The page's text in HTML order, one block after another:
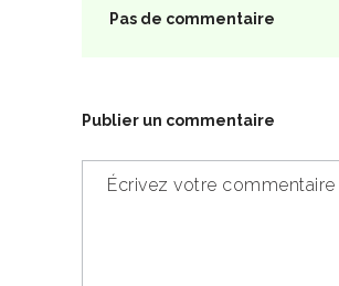
Pas de commentaire
Publier un commentaire